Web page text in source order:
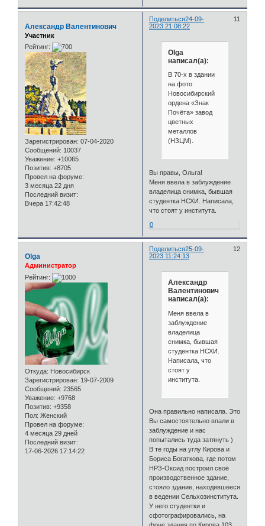
Поделиться 11
24-09-
2023 21:08:22
Александр Валентинович
Участник
Рейтинг:
Зарегистрирован: 07-04-2020
Сообщений: 10037
Уважение: +10065
Позитив: +8705
Провел на форуме:
3 месяца 22 дня
Последний визит:
Вчера 17:42:48
Olga
написал(а):
В 70-х в здании
на фото
Новосибирский
ордена «Знак
Почёта» завод
цветных
металлов
(НЗЦМ).
Вы правы, Ольга!
Меня ввела в заблуждение
владелица снимка, бывшая
студентка НСХИ. Написала,
что стоят у института.
0
Поделиться 12
25-09-
2023 11:24:13
Olga
Администратор
Рейтинг:
Откуда: Новосибирск
Зарегистрирован: 19-07-2009
Сообщений: 23565
Уважение: +9768
Позитив: +9358
Пол: Женский
Провел на форуме:
4 месяца 29 дней
Последний визит:
17-06-2026 17:14:22
Александр
Валентинович
написал(а):
Меня ввела в
заблуждение
владелица
снимка, бывшая
студентка НСХИ.
Написала, что
стоят у
института.
Она правильно написала. Это
Вы самостоятельно впали в
заблуждение и нас
попытались туда затянуть )
В те годы на углу Кирова и
Бориса Богаткова, где потом
НРЗ-Оксид построил своё
производственное здание,
стояло здание, находившееся
в ведении Сельхозинститута.
У него студентки и
сфотографировались, на